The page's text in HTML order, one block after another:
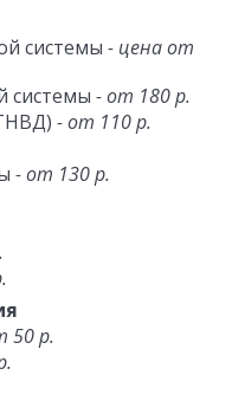
системы - цена от
системы - от 180 р.
- от 110 р.
- от 130 р.
50 р.